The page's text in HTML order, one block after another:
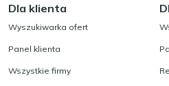
Dla klienta
Wyszukiwarka ofert
Panel klienta
Wszystkie firmy